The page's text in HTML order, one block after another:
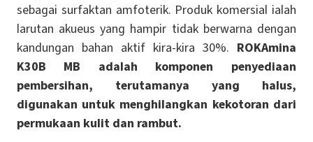
sebagai surfaktan amfoterik. Produk komersial ialah
larutan akueus yang hampir tidak berwarna dengan
kandungan bahan aktif kira-kira 30%. ROKAmina
K30B MB adalah komponen penyediaan
pembersihan, terutamanya yang halus,
digunakan untuk menghilangkan kekotoran dari
permukaan kulit dan rambut.